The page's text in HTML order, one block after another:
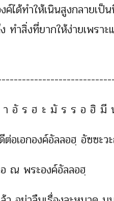
ค์ได้ทำให้เนินสูงกลายเ
ทำสิ่งที่ยากให้ง่ายเพราะ
อั ร ฮ ะ มั ร ร อ ฮิ มี
ต่อเอกองค์อัลลอฮฺ อัซซะว
ณ พระองค์อัลลอฮฺ